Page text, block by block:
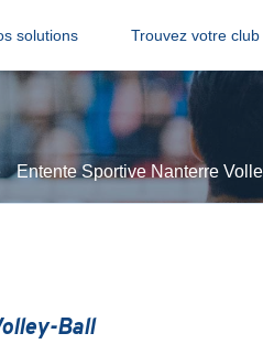
solutions Trouvez votre club
Entente Sportive Nanterre
Ball